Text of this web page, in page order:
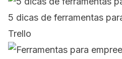
5 dicas de ferramentas
Trello